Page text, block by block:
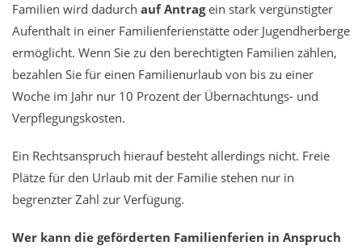
Familien wird dadurch auf Antragein stark vergünstigter
Aufenthalt in einer Familienferienstätte oder Jugendherberge
ermöglicht. Wenn Sie zu den berechtigten Familien zählen,
bezahlen Sie für einen Familienurlaub von bis zu einer
Woche im Jahr nur 10 Prozent der Übernachtungs- und
Verpflegungskosten.
Ein Rechtsanspruch hierauf besteht allerdings nicht. Freie
Plätze für den Urlaub mit der Familie stehen nur in
begrenzter Zahl zur Verfügung.
Wer kann die geförderten Familienferien in Anspruch